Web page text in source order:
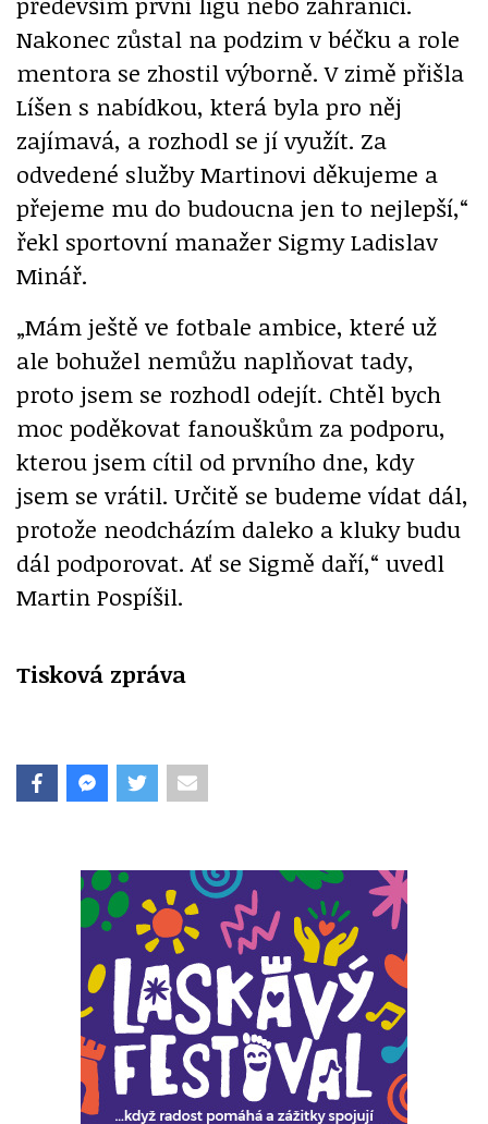
Nakonec zůstal na podzim v béčku a role
mentora se zhostil výborně. V zimě přišla
Líšen s nabídkou, která byla pro něj
zajímavá, a rozhodl se jí využít. Za
odvedené služby Martinovi děkujeme a
přejeme mu do budoucna jen to nejlepší,“
řekl sportovní manažer Sigmy Ladislav
Minář.
„Mám ještě ve fotbale ambice, které už
ale bohužel nemůžu naplňovat tady,
proto jsem se rozhodl odejít. Chtěl bych
moc poděkovat fanouškům za podporu,
kterou jsem cítil od prvního dne, kdy
jsem se vrátil. Určitě se budeme vídat dál,
protože neodcházím daleko a kluky budu
dál podporovat. Ať se Sigmě daří,“ uvedl
Martin Pospíšil.
Tisková zpráva